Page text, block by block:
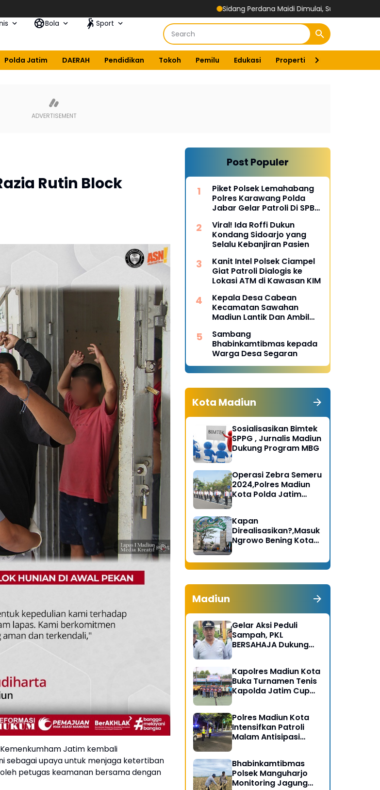
Sidang Perdana Maidi Dimulai, Suryajiyoso Ingatkan Publik
Bola Sport
Polda Jatim DAERAH Pendidikan Tokoh Pemilu Edukasi Properti
Rutin Block
Jatim kembali
sebagai upaya untuk menjaga ketertiban
petugas keamanan bersama dengan
Post Populer
Piket Polsek Lemahabang
Polres Karawang Polda
Jabar Gelar Patroli Di SPBU
Viral! Ida Roffi Dukun
Kondang Sidoarjo yang
Selalu Kebanjiran Pasien
Kanit Intel Polsek Ciampel
Giat Patroli Dialogis ke
Lokasi ATM di Kawasan KIM
Kepala Desa Cabean
Kecamatan Sawahan
Madiun Lantik Dan Ambil
Sambang
Bhabinkamtibmas kepada
Warga Desa Segaran
Kota Madiun
Sosialisasikan Bimtek
SPPG , Jurnalis Madiun
Dukung Program MBG
Operasi Zebra Semeru
2024,Polres Madiun
Kota Polda Jatim
Kapan
Direalisasikan?,Masuk
Ngrowo Bening Kota
Dikenakan Tarif
Madiun
Gelar Aksi Peduli
Sampah, PKL
BERSAHAJA Dukung
Madiun
Kapolres Madiun Kota
Buka Turnamen Tenis
Kapolda Jatim Cup
Polres Madiun Kota
Intensifkan Patroli
Malam Antisipasi
Bhabinkamtibmas
Polsek Manguharjo
Monitoring Jagung